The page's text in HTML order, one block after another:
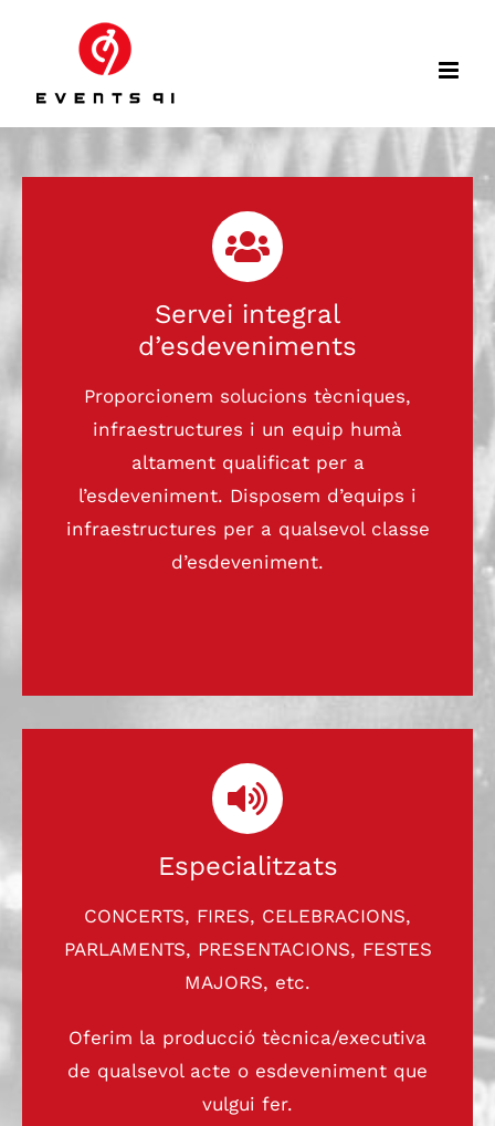
Servei integral
d’esdeveniments
Proporcionem solucions tècniques,
infraestructures i un equip humà
altament qualificat per a
l’esdeveniment. Disposem d’equips i
infraestructures per a qualsevol classe
d’esdeveniment.
Especialitzats
CONCERTS, FIRES, CELEBRACIONS,
PARLAMENTS, PRESENTACIONS, FESTES
MAJORS, etc.
Oferim la producció tècnica/executiva
de qualsevol acte o esdeveniment que
vulgui fer.